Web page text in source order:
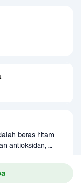
beras hitam
antioksidan,
organik tanpa
tekstur kenyal
pilihan sehat
sebelum
yang tertera